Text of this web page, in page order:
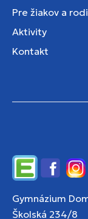
Pre žiakov a
Aktivity
Kontakt
EdupageFacebook
Gymnázium
Školská 234/8